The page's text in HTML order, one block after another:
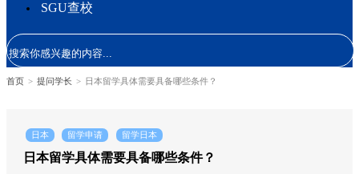
SGU查校
首页 > 提问学长 > 日本留学具体需要具备哪些条件？
日本 留学申请 留学日本
日本留学具体需要具备哪些条件？